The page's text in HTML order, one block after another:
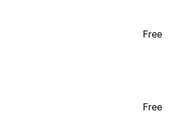
Free
Free